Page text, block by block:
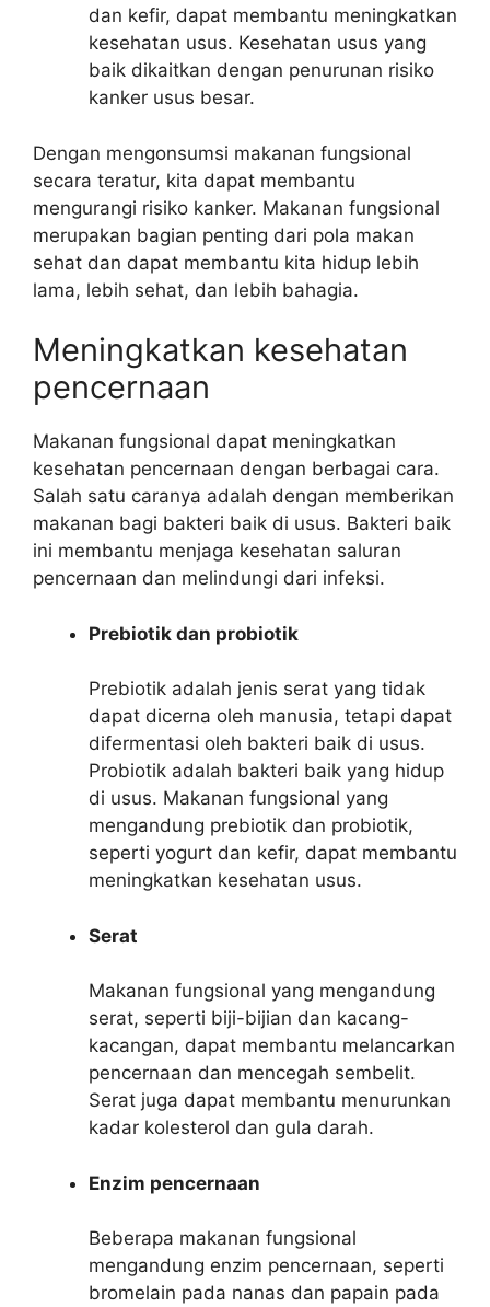
dan kefir, dapat membantu meningkatkan
kesehatan usus. Kesehatan usus yang
baik dikaitkan dengan penurunan risiko
kanker usus besar.
Dengan mengonsumsi makanan fungsional
secara teratur, kita dapat membantu
mengurangi risiko kanker. Makanan fungsional
merupakan bagian penting dari pola makan
sehat dan dapat membantu kita hidup lebih
lama, lebih sehat, dan lebih bahagia.
Meningkatkan kesehatan
pencernaan
Makanan fungsional dapat meningkatkan
kesehatan pencernaan dengan berbagai cara.
Salah satu caranya adalah dengan memberikan
makanan bagi bakteri baik di usus. Bakteri baik
ini membantu menjaga kesehatan saluran
pencernaan dan melindungi dari infeksi.
Prebiotik dan probiotik
Prebiotik adalah jenis serat yang tidak
dapat dicerna oleh manusia, tetapi dapat
difermentasi oleh bakteri baik di usus.
Probiotik adalah bakteri baik yang hidup
di usus. Makanan fungsional yang
mengandung prebiotik dan probiotik,
seperti yogurt dan kefir, dapat membantu
meningkatkan kesehatan usus.
Serat
Makanan fungsional yang mengandung
serat, seperti biji-bijian dan kacang-
kacangan, dapat membantu melancarkan
pencernaan dan mencegah sembelit.
Serat juga dapat membantu menurunkan
kadar kolesterol dan gula darah.
Enzim pencernaan
Beberapa makanan fungsional
mengandung enzim pencernaan, seperti
bromelain pada nanas dan papain pada